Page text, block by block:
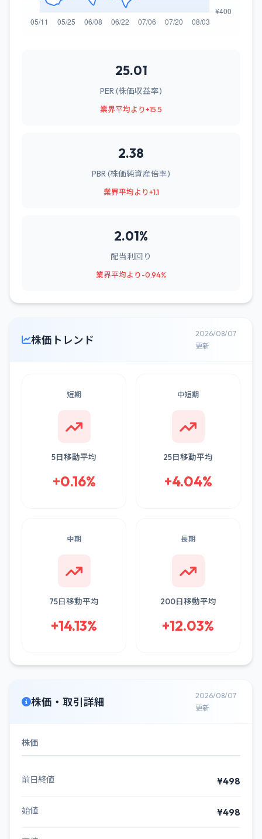
25.01
PER (株価収益率)
業界平均より+15.5
2.38
PBR (株価純資産倍率)
業界平均より+1.1
2.01%
配当利回り
業界平均より-0.94%
株価トレンド
2026/08/07
更新
短期
5日移動平均
+0.16%
中短期
25日移動平均
+4.04%
中期
75日移動平均
+14.13%
長期
200日移動平均
+12.03%
株価・取引詳細
2026/08/07
更新
株価
前日終値 ¥498
始値 ¥498